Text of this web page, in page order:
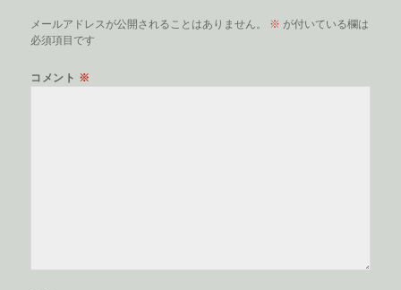
メールアドレスが公開されることはありません。 ※ が付いている欄は
必須項目です
コメント ※